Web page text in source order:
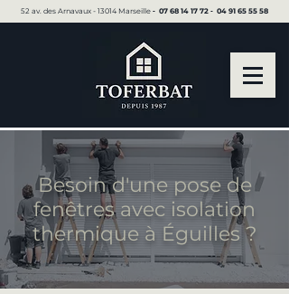
52 av. des Arnavaux - 13014 Marseille ▪︎ 07 68 14 17 72 ▪︎ 04 91 65 55 58
Besoin d'une pose de
fenêtres avec isolation
thermique à Éguilles ?